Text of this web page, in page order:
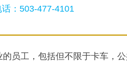
：503-477-4101
员工，包括但不限于卡车，